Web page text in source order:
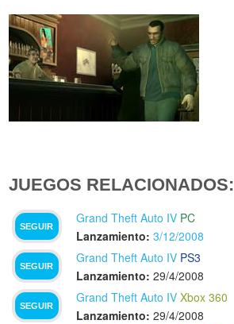
JUEGOS RELACIONADOS:
SEGUIR
Grand Theft Auto IV PC
Lanzamiento: 3/12/2008
SEGUIR
Grand Theft Auto IV PS3
Lanzamiento: 29/4/2008
SEGUIR
Grand Theft Auto IV Xbox 360
Lanzamiento: 29/4/2008